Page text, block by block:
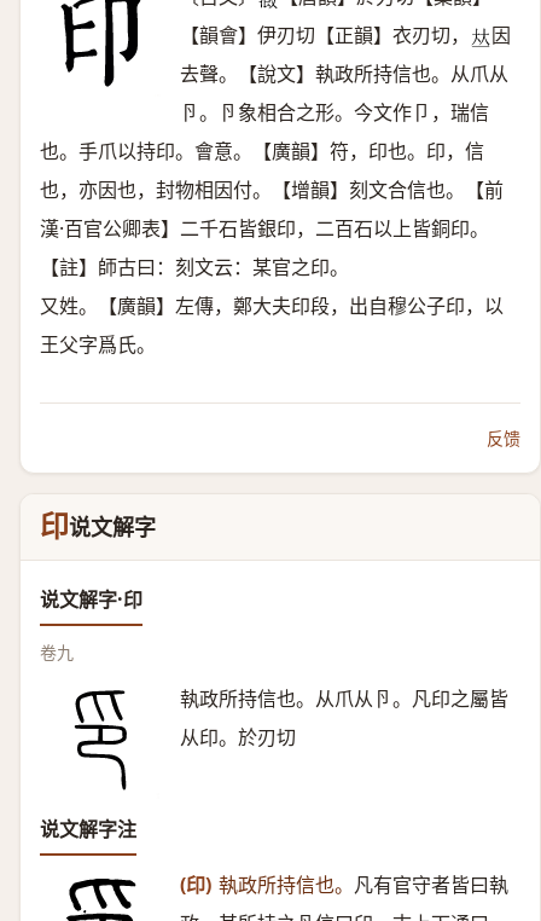
【韻會】伊刃切【正韻】衣刃切， 𠀤因
去聲。【說文】執政所持信也。从爪从
卪。卪象相合之形。今文作卩，瑞信
也。手爪以持印。會意。【廣韻】符，印也。印，信
也，亦因也，封物相因付。【增韻】刻文合信也。【前
漢·百官公卿表】二千石皆銀印，二百石以上皆銅印。
【註】師古曰：刻文云：某官之印。
又姓。【廣韻】左傳，鄭大夫印段，出自穆公子印，以
王父字爲氏。
反馈
印说文解字
说文解字·印
卷九
執政所持信也。从爪从卪。凡印之屬皆
从印。於刃切
说文解字注
(印) 執政所持信也。 凡有官守者皆曰執